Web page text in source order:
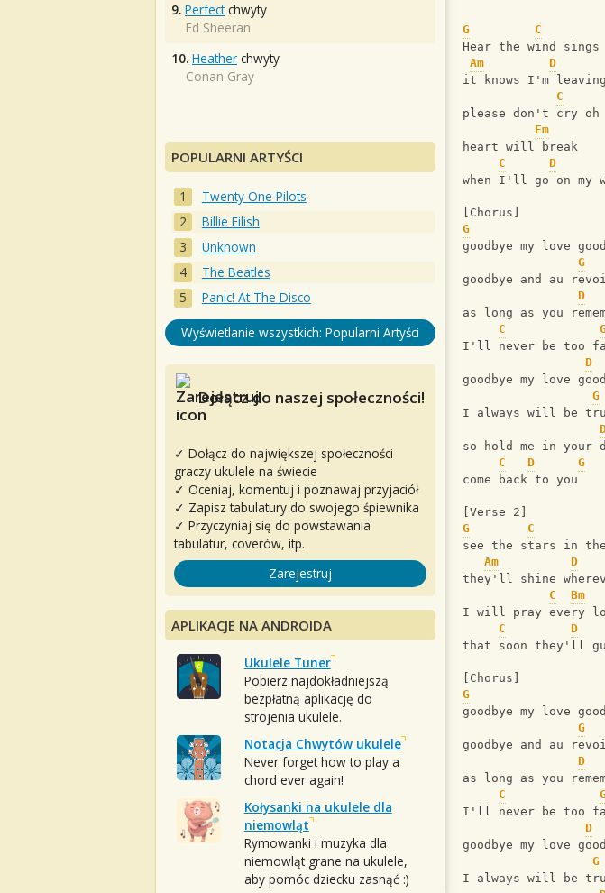
G C
Hear the wind sings
Am
D
it knows I'm
C
please don't cry oh
Em
heart will break
C
D
when I'll go on my
[Chorus]
G
goodbye my love
G
goodbye and au
D
as long as you
C
I'll never be too
D
goodbye my love
G
I always will be
so hold me in your
C
D
G
come back to you
[Verse 2]
G
C
see the stars in
Am
D
they'll shine
C
Bm
I will pray every
C
D
that soon they'll
[Chorus]
G
goodbye my love
G
goodbye and au
D
as long as you
C
I'll never be too
D
goodbye my love
G
I always will be
9. Perfectchwyty
Ed Sheeran
10. Heather chwyty
Conan Gray
POPULARNI ARTYŚCI
Twenty One Pilots
Billie Eilish
Unknown
The Beatles
Panic! At The Disco
Wyświetlanie wszystkich: Popularni Artyści
Dołącz do naszej społeczności!
✓ Dołącz do największej społeczności
graczy ukulele na świecie
✓ Oceniaj, komentuj i poznawaj przyjaciół
✓ Zapisz tabulatury do swojego śpiewnika
✓ Przyczyniaj się do powstawania
tabulatur, coverów, itp.
Zarejestruj
APLIKACJE NA ANDROIDA
Ukulele Tuner
Pobierz najdokładniejszą
bezpłatną aplikację do
strojenia ukulele.
Notacja Chwytów ukulele
Never forget how to play a
chord ever again!
Kołysanki na ukulele dla
niemowląt
Rymowanki i muzyka dla
niemowląt grane na ukulele,
aby pomóc dziecku zasnąć :)